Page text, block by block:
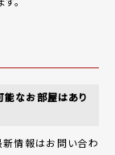
能なお部屋はあり
新情報はお問い合わ